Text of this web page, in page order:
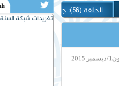
الحلقة (56): جمع النصوص المتعلقة بموضوع واحد (3-3)
تغريدات شبكة السنة